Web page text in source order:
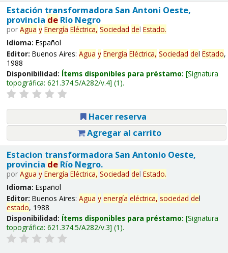
Estación transformadora San Antoni Oeste,
provincia deRío Negro
por Agua y Energía Eléctrica, Sociedad del Estado.
Idioma: Español
Editor: Buenos Aires: Agua y Energía Eléctrica, Sociedad del Estado,
1988
Disponibilidad: Ítems disponibles para préstamo: Signatura
topográfica: 621.374.5/A282/v.4 (1).
Hacer reserva
Agregar al carrito
Estacion transformadora San Antonio Oeste,
provincia deRío Negro.
por Agua y Energía Eléctrica, Sociedad del Estado.
Idioma: Español
Editor: Buenos Aires: Agua y energía eléctrica, sociedad del
estado, 1988
Disponibilidad: Ítems disponibles para préstamo: Signatura
topográfica: 621.374.5/A282/v.3 (1).